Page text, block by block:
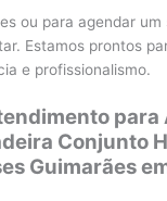
ou para agendar
Estamos prontos
e profissionalismo.
para
Conjunto
Guimarães